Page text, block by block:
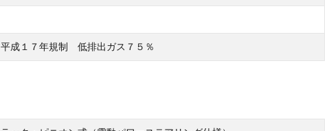
平成１７年規制 低排出ガス７５％